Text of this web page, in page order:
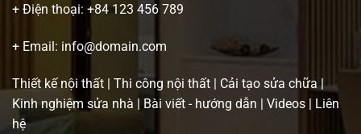
+ Điện thoại: +84 123 456 789
+ Email: info@domain.com
Thiết kế nội thất | Thi công nội thất | Cải tạo sửa chữa|
Kinh nghiệm sửa nhà | Bài viết - hướng dẫn | Videos | Liên
hệ